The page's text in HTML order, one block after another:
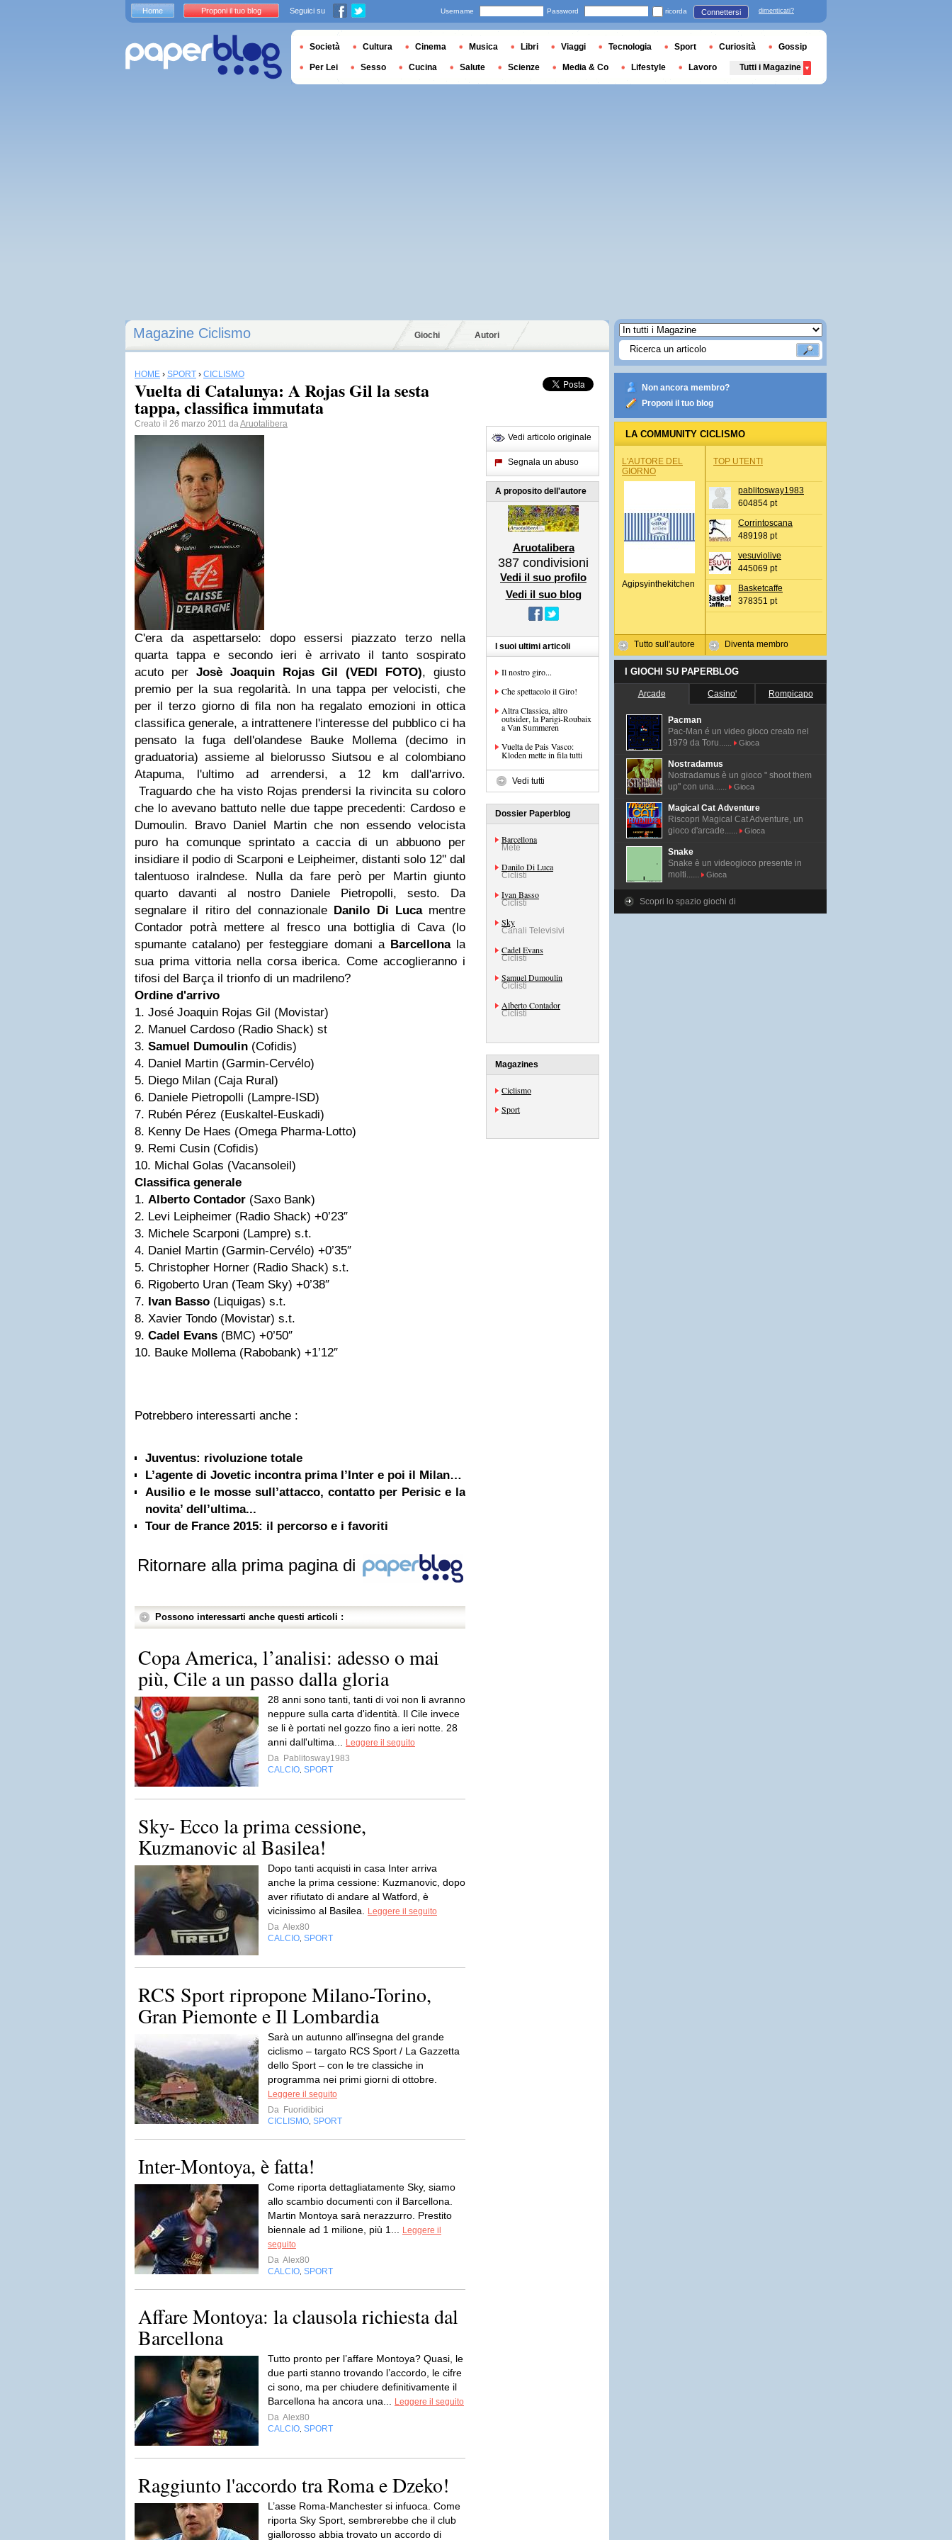
Magazine Ciclismo Giochi Autori
HOME › SPORT › CICLISMO
Vuelta di Catalunya: A Rojas Gil la sesta
tappa, classifica immutata
Creato il 26 marzo 2011 daAruotalibera
C'era da aspettarselo: dopo essersi piazzato terzo nella
quarta tappa e secondo ieri è arrivato il tanto sospirato
acuto per Josè Joaquin Rojas Gil (VEDI FOTO), giusto
premio per la sua regolarità. In una tappa per velocisti, che
per il terzo giorno di fila non ha regalato emozioni in ottica
classifica generale, a intrattenere l'interesse del pubblico ci ha
pensato la fuga dell'olandese Bauke Mollema (decimo in
graduatoria) assieme al bielorusso Siutsou e al colombiano
Atapuma, l'ultimo ad arrendersi, a 12 km dall'arrivo.
Traguardo che ha visto Rojas prendersi la rivincita su coloro
che lo avevano battuto nelle due tappe precedenti: Cardoso e
Dumoulin. Bravo Daniel Martin che non essendo velocista
puro ha comunque sprintato a caccia di un abbuono per
insidiare il podio di Scarponi e Leipheimer, distanti solo 12'' dal
talentuoso iralndese. Nulla da fare però per Martin giunto
quarto davanti al nostro Daniele Pietropolli, sesto. Da
segnalare il ritiro del connazionale Danilo Di Lucamentre
Contador potrà mettere al fresco una bottiglia di Cava (lo
spumante catalano) per festeggiare domani a Barcellonala
sua prima vittoria nella corsa iberica. Come accoglieranno i
tifosi del Barça il trionfo di un madrileno?
Ordine d'arrivo
1. José Joaquin Rojas Gil (Movistar)
2. Manuel Cardoso (Radio Shack) st
3. Samuel Dumoulin (Cofidis)
4. Daniel Martin (Garmin-Cervélo)
5. Diego Milan (Caja Rural)
6. Daniele Pietropolli (Lampre-ISD)
7. Rubén Pérez (Euskaltel-Euskadi)
8. Kenny De Haes (Omega Pharma-Lotto)
9. Remi Cusin (Cofidis)
10. Michal Golas (Vacansoleil)
Classifica generale
1. Alberto Contador (Saxo Bank)
2. Levi Leipheimer (Radio Shack) +0’23″
3. Michele Scarponi (Lampre) s.t.
4. Daniel Martin (Garmin-Cervélo) +0’35″
5. Christopher Horner (Radio Shack) s.t.
6. Rigoberto Uran (Team Sky) +0’38″
7. Ivan Basso (Liquigas) s.t.
8. Xavier Tondo (Movistar) s.t.
9. Cadel Evans (BMC) +0’50″
10. Bauke Mollema (Rabobank) +1’12″
Potrebbero interessarti anche :
Juventus: rivoluzione totale
L’agente di Jovetic incontra prima l’Inter e poi il Milan…
Ausilio e le mosse sull’attacco, contatto per Perisic e la
novita’ dell’ultima...
Tour de France 2015: il percorso e i favoriti
Ritornare alla prima pagina di
Possono interessarti anche questi articoli :
Copa America, l’analisi: adesso o mai
più, Cile a un passo dalla gloria
28 anni sono tanti, tanti di voi non li avranno
neppure sulla carta d'identità. Il Cile invece
se li è portati nel gozzo fino a ieri notte. 28
anni dall'ultima...
Leggere il seguito
Da Pablitosway1983
CALCIO SPORT
Sky- Ecco la prima cessione,
Kuzmanovic al Basilea!
Dopo tanti acquisti in casa Inter arriva
anche la prima cessione: Kuzmanovic, dopo
aver rifiutato di andare al Watford, è
vicinissimo al Basilea.
Leggere il seguito
Da Alex80
CALCIO SPORT
RCS Sport ripropone Milano-Torino,
Gran Piemonte e Il Lombardia
Sarà un autunno all’insegna del grande
ciclismo – targato RCS Sport / La Gazzetta
dello Sport – con le tre classiche in
programma nei primi giorni di ottobre.
Leggere il seguito
Da Fuoridibici
CICLISMO SPORT
Inter-Montoya, è fatta!
Come riporta dettagliatamente Sky, siamo
allo scambio documenti con il Barcellona.
Martin Montoya sarà nerazzurro. Prestito
biennale ad 1 milione, più 1...
Leggere il
seguito
Da Alex80
CALCIO SPORT
Affare Montoya: la clausola richiesta dal
Barcellona
Tutto pronto per l’affare Montoya? Quasi, le
due parti stanno trovando l’accordo, le cifre
ci sono, ma per chiudere definitivamente il
Barcellona ha ancora una...
Leggere il seguito
Da Alex80
CALCIO SPORT
Raggiunto l'accordo tra Roma e Dzeko!
L’asse Roma-Manchester si infuoca. Come
riporta Sky Sport, sembrerebbe che il club
giallorosso abbia trovato un accordo di
Vedi articolo originale
Segnala un abuso
A proposito dell'autore
Aruotalibera
387 condivisioni
Vedi il suo profilo
Vedi il suo blog
I suoi ultimi articoli
Il nostro giro...
Che spettacolo il Giro!
Altra Classica, altro
outsider, la Parigi-Roubaix
a Van Summeren
Vuelta de Pais Vasco:
Kloden mette in fila tutti
Vedi tutti
Dossier Paperblog
Barcellona
Mete
Danilo Di Luca
Ciclisti
Ivan Basso
Ciclisti
Sky
Canali Televisivi
Cadel Evans
Ciclisti
Samuel Dumoulin
Ciclisti
Alberto Contador
Ciclisti
Magazines
Ciclismo
Sport
Non ancora membro?
Proponi il tuo blog
LA COMMUNITY CICLISMO
L'AUTORE DEL
GIORNO
Agipsyinthekitchen
Tutto sull'autore
TOP UTENTI
pablitosway1983
604854 pt
Corrintoscana
489198 pt
vesuviolive
445069 pt
Basketcaffe
378351 pt
Diventa membro
I GIOCHI SU PAPERBLOG
Arcade Casino' Rompicapo
Pacman
Pac-Man é un video gioco creato nel
1979 da Toru......
Gioca
Nostradamus
Nostradamus è un gioco " shoot them
up" con una......
Gioca
Magical Cat Adventure
Riscopri Magical Cat Adventure, un
gioco d'arcade......
Gioca
Snake
Snake è un videogioco presente in
molti......
Gioca
Scopri lo spazio giochi di
Home Proponi il tuo blog Seguici su Username Password ricorda Connettersi dimenticati?
Società Cultura Cinema Musica Libri Viaggi Tecnologia Sport Curiosità Gossip
Per Lei Sesso Cucina Salute Scienze Media & Co Lifestyle Lavoro Tutti i Magazine